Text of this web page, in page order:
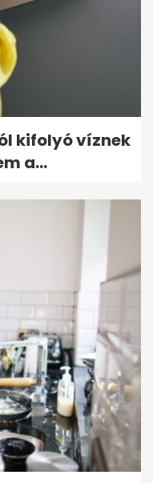
kifolyó víznek
a...